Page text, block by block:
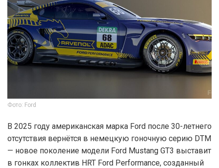
Фото: Ford
В 2025 году американская марка Ford после 30-летнего
отсутствия вернётся в немецкую гоночную серию DTM
— новое поколение модели Ford Mustang GT3 выставит
в гонках коллектив HRT Ford Performance, созданный